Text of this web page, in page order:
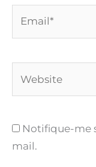
Notifique-me
mail.